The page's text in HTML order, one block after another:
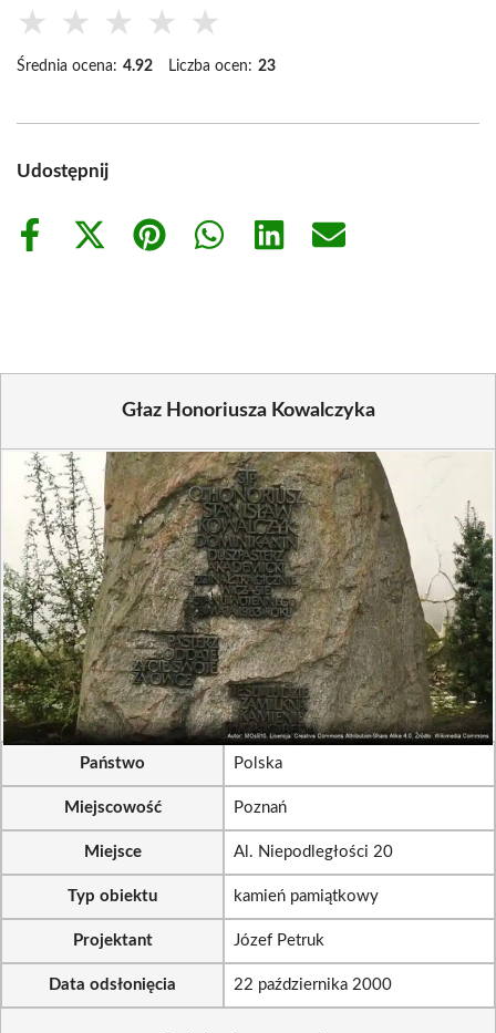
★ ★ ★ ★ ★
Średnia ocena: 4.92 Liczba ocen: 23
Udostępnij
Share
Share
Share
Share
Share
Share
Głaz Honoriusza Kowalczyka
Państwo Polska
Miejscowość Poznań
Miejsce Al. Niepodległości 20
Typ obiektu kamień pamiątkowy
Projektant Józef Petruk
Data odsłonięcia 22 października 2000